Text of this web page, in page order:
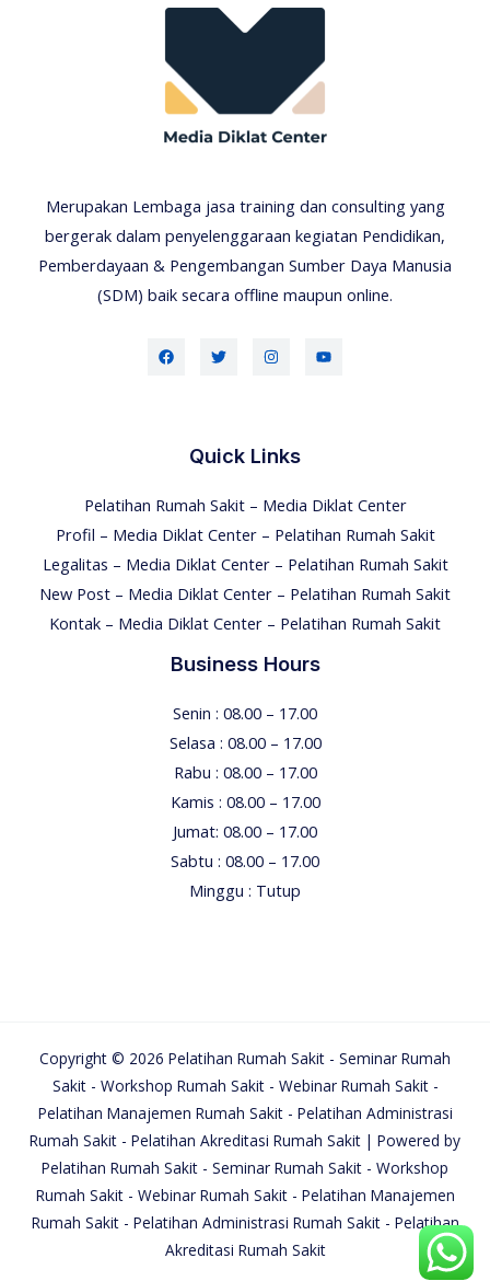
Merupakan Lembaga jasa training dan consulting yang
bergerak dalam penyelenggaraan kegiatan Pendidikan,
Pemberdayaan & Pengembangan Sumber Daya Manusia
(SDM) baik secara offline maupun online.
Quick Links
Pelatihan Rumah Sakit – Media Diklat Center
Profil – Media Diklat Center – Pelatihan Rumah Sakit
Legalitas – Media Diklat Center – Pelatihan Rumah Sakit
New Post – Media Diklat Center – Pelatihan Rumah Sakit
Kontak – Media Diklat Center – Pelatihan Rumah Sakit
Business Hours
Senin : 08.00 – 17.00
Selasa : 08.00 – 17.00
Rabu : 08.00 – 17.00
Kamis : 08.00 – 17.00
Jumat: 08.00 – 17.00
Sabtu : 08.00 – 17.00
Minggu : Tutup
Copyright © 2026 Pelatihan Rumah Sakit - Seminar Rumah
Sakit - Workshop Rumah Sakit - Webinar Rumah Sakit -
Pelatihan Manajemen Rumah Sakit - Pelatihan Administrasi
Rumah Sakit - Pelatihan Akreditasi Rumah Sakit | Powered by
Pelatihan Rumah Sakit - Seminar Rumah Sakit - Workshop
Rumah Sakit - Webinar Rumah Sakit - Pelatihan Manajemen
Rumah Sakit - Pelatihan Administrasi Rumah Sakit - Pelatihan
Akreditasi Rumah Sakit